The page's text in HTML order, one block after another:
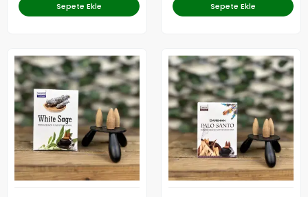
Sepete Ekle Sepete Ekle